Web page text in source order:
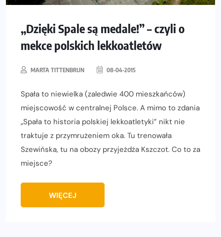
„Dzięki Spale są medale!” – czyli o
mekce polskich lekkoatletów
MARTA TITTENBRUN 08-04-2015
Spała to niewielka (zaledwie 400 mieszkańców)
miejscowość w centralnej Polsce. A mimo to zdania
„Spała to historia polskiej lekkoatletyki” nikt nie
traktuje z przymrużeniem oka. Tu trenowała
Szewińska, tu na obozy przyjeżdża Kszczot. Co to za
miejsce?
WIĘCEJ